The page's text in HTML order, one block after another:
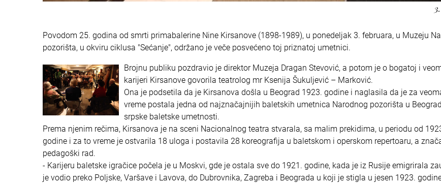
Povodom 25. godina od smrti primabalerine Nine Kirsanove (1898-1989), u ponedeljak 3. februara, u Muzeju
pozorišta, u okviru ciklusa "Sećanje", održano je veče posvećeno toj priznatoj umetnici.
Brojnu publiku pozdravio je direktor Muzeja Dragan Stevović, a potom je o bogatoj i
karijeri Kirsanove govorila teatrolog mr Ksenija Šukuljević – Marković.
Ona je podsetila da je Kirsanova došla u Beograd 1923. godine i naglasila da je za
vreme postala jedna od najznačajnijih baletskih umetnica Narodnog pozorišta u
srpske baletske umetnosti.
Prema njenim rečima, Kirsanova je na sceni Nacionalnog teatra stvarala, sa malim prekidima, u periodu od
godine i za to vreme je ostvarila 18 uloga i postavila 28 koreografija u baletskom i operskom repertoaru, a
pedagoški rad.
- Karijeru baletske igračice počela je u Moskvi, gde je ostala sve do 1921. godine, kada je iz Rusije emigrirala
je vodio preko Poljske, Varšave i Lavova, do Dubrovnika, Zagreba i Beograda u koji je stigla u jesen 1923.